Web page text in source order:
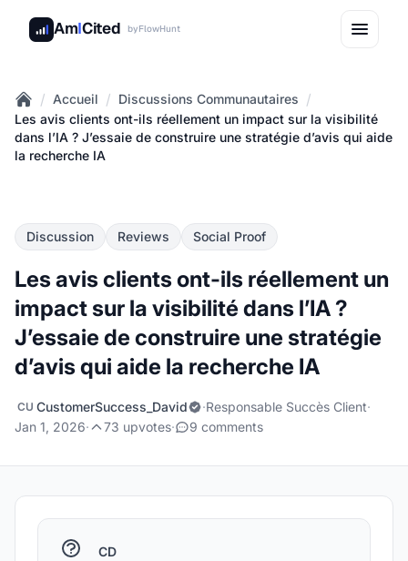
AmICited byFlowHunt
Home
/ Accueil / Discussions Communautaires /
Les avis clients ont-ils réellement un impact sur la visibilité
dans l’IA ? J’essaie de construire une stratégie d’avis qui aide
la recherche IA
Discussion Reviews Social Proof
Les avis clients ont-ils réellement un
impact sur la visibilité dans l’IA ?
J’essaie de construire une stratégie
d’avis qui aide la recherche IA
CU CustomerSuccess_David ·Responsable Succès Client·
Jan 1, 2026· 73 upvotes· 9 comments
CD